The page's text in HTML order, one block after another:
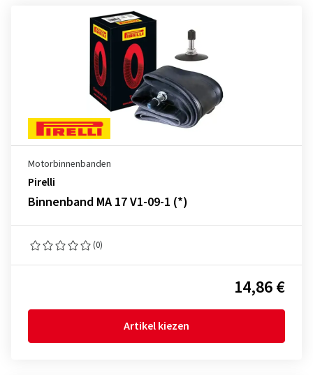
Motorbinnenbanden
Pirelli
Binnenband MA 17 V1-09-1 (*)
(0)
14,86 €
Artikel kiezen